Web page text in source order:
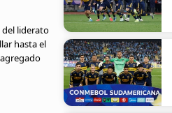
del liderato
hasta el